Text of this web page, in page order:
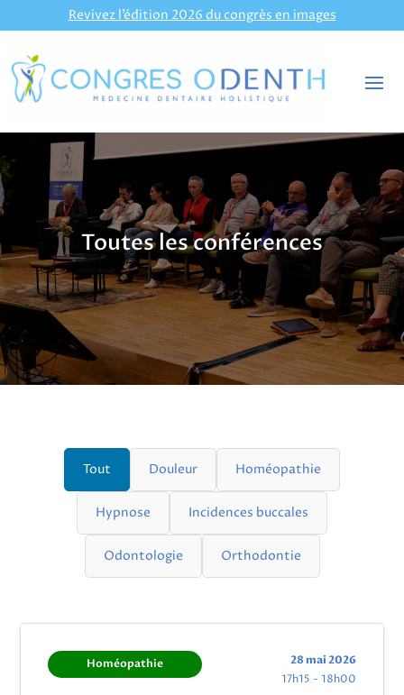
Revivez l’édition 2026 du congrès en images
Toutes les conférences
Tout Douleur Homéopathie
Hypnose Incidences buccales
Odontologie Orthodontie
Homéopathie 28 mai 2026
17h15 - 18h00